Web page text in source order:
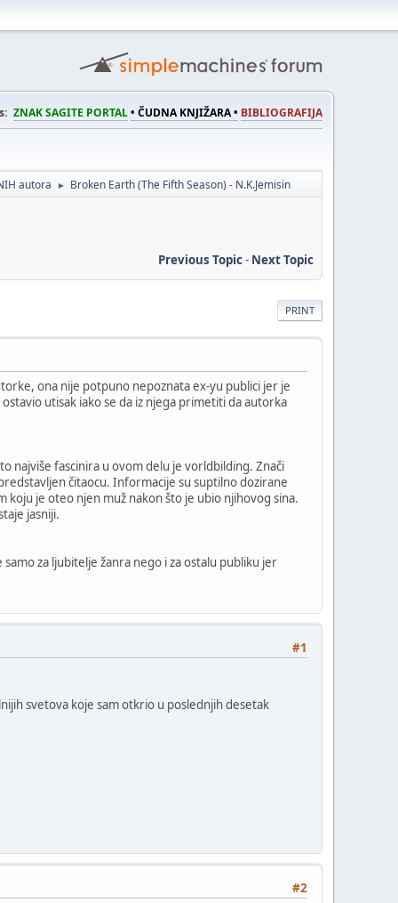
ZNAK SAGITE PORTAL• ČUDNA KNJIŽARA • BIBLIOGRAFIJA
autora ► Broken Earth (The Fifth Season) - N.K.Jemisin
Previous Topic- Next Topic
PRINT
ona nije potpuno nepoznata ex-yu publici jer je
utisak iako se da iz njega primetiti da autorka
najviše fascinira u ovom delu je vorldbilding. Znači
čitaocu. Informacije su suptilno dozirane
koju je oteo njen muž nakon što je ubio njihovog sina.
jasniji.
za ljubitelje žanra nego i za ostalu publiku jer
#1
svetova koje sam otkrio u poslednjih desetak
#2